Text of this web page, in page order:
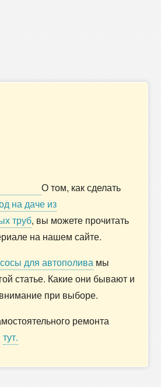
О том, как сделать
на даче из
труб, вы можете прочитать
на нашем сайте.
для автополива мы
статье. Какие они бывают и
при выборе.
ремонта
тут.